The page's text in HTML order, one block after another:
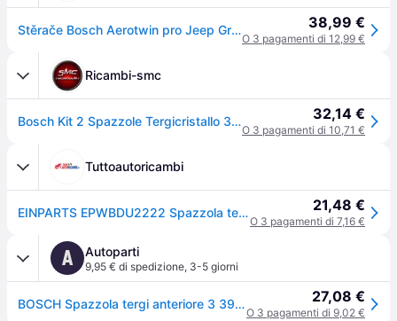
Stěrače Bosch Aerotwin pro Jeep Grand Cherokee 2010-2021 38,99 €
O 3 pagamenti di 12,99 €
Ricambi-smc
Bosch Kit 2 Spazzole Tergicristallo 3397118906 32,14 €
O 3 pagamenti di 10,71 €
Tuttoautoricambi
EINPARTS EPWBDU2222 Spazzola tergi anteriore, 560mm, Spazzole flat blade 21,48 €
O 3 pagamenti di 7,16 €
A Autoparti
9,95 € di spedizione, 3-5 giorni
BOSCH Spazzola tergi anteriore 3 397 118 906 Tergicristalli,Spazzole tergicristallo AUDI,MERCEDES-BENZ,FORD,A6 Avant (4B5, C5),A6 Limousine (4B2, C5) 27,08 €
O 3 pagamenti di 9,02 €